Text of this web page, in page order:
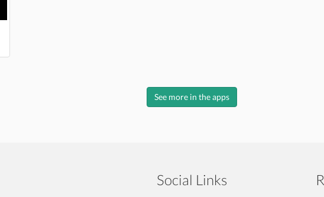
See more in the apps
Social Links